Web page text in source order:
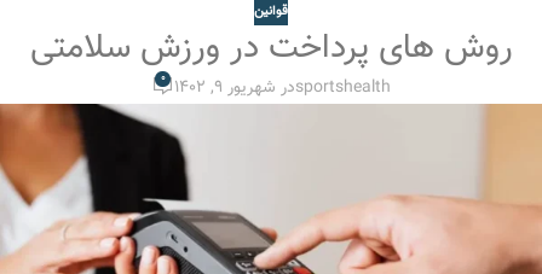
قوانین
روش های پرداخت در ورزش سلامتی
sportshealthدر شهریور 9, 1402 0